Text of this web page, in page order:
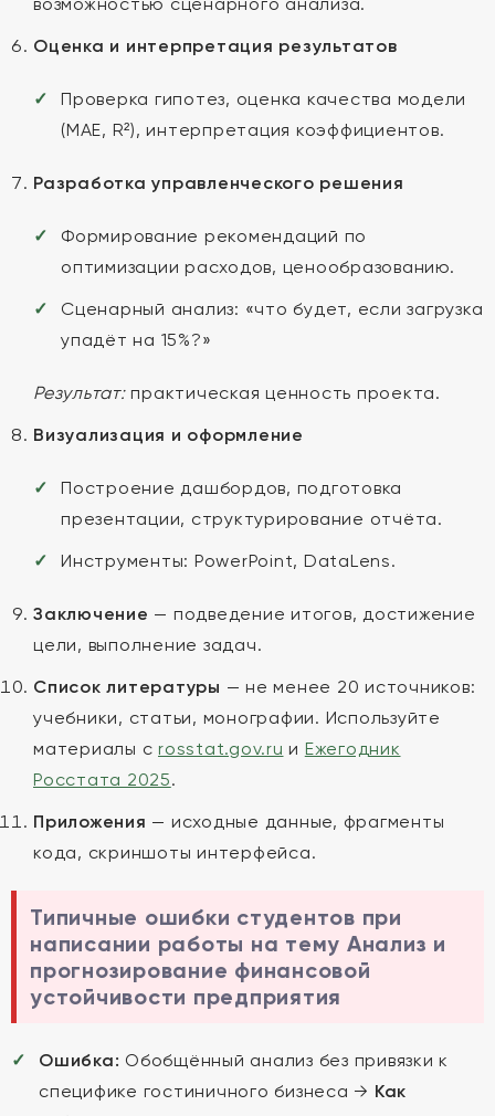
Оценка и интерпретация результатов
Проверка гипотез, оценка качества модели
(MAE, R²), интерпретация коэффициентов.
Разработка управленческого решения
Формирование рекомендаций по
оптимизации расходов, ценообразованию.
Сценарный анализ: «что будет, если загрузка
упадёт на 15%?»
Результат:практическая ценность проекта.
Визуализация и оформление
Построение дашбордов, подготовка
презентации, структурирование отчёта.
Инструменты: PowerPoint, DataLens.
Заключение — подведение итогов, достижение
цели, выполнение задач.
Список литературы — не менее 20 источников:
учебники, статьи, монографии. Используйте
материалы с rosstat.gov.ru и Ежегодник
Росстата 2025.
Приложения — исходные данные, фрагменты
кода, скриншоты интерфейса.
Типичные ошибки студентов при
написании работы на тему Анализ и
прогнозирование финансовой
устойчивости предприятия
Ошибка: Обобщённый анализ без привязки к
специфике гостиничного бизнеса → Как